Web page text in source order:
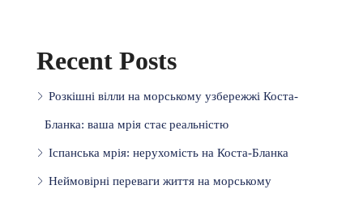
Recent Posts
Розкішні вілли на морському узбережжі Коста-
Бланка: ваша мрія стає реальністю
Іспанська мрія: нерухомість на Коста-Бланка
Неймовірні переваги життя на морському